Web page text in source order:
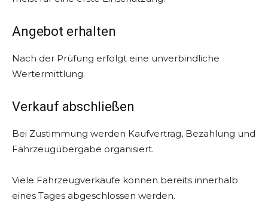
Angebot erhalten
Nach der Prüfung erfolgt eine unverbindliche
Wertermittlung.
Verkauf abschließen
Bei Zustimmung werden Kaufvertrag, Bezahlung und
Fahrzeugübergabe organisiert.
Viele Fahrzeugverkäufe können bereits innerhalb
eines Tages abgeschlossen werden.